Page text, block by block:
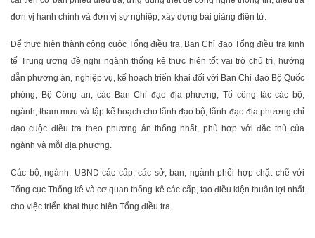
đơn vị hành chính và đơn vị sự nghiệp; xây dựng bài giảng điện tử.
Để thực hiện thành công cuộc Tổng điều tra, Ban Chỉ đạo Tổng điều tra kinh
tế Trung ương đề nghị ngành thống kê thực hiện tốt vai trò chủ trì, hướng
dẫn phương án, nghiệp vụ, kế hoạch triển khai đối với Ban Chỉ đạo Bộ Quốc
phòng, Bộ Công an, các Ban Chỉ đạo địa phương, Tổ công tác các bộ,
ngành; tham mưu và lập kế hoạch cho lãnh đạo bộ, lãnh đạo địa phương chỉ
đạo cuộc điều tra theo phương án thống nhất, phù hợp với đặc thù của
ngành và mỗi địa phương.
Các bộ, ngành, UBND các cấp, các sở, ban, ngành phối hợp chặt chẽ với
Tổng cục Thống kê và cơ quan thống kê các cấp, tạo điều kiện thuận lợi nhất
cho việc triển khai thực hiện Tổng điều tra.